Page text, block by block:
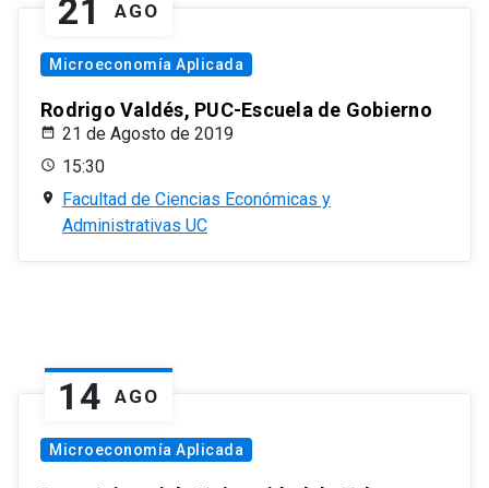
21 AGO
Microeconomía Aplicada
Rodrigo Valdés, PUC-Escuela de Gobierno
21 de Agosto de 2019
15:30
Facultad de Ciencias Económicas y
Administrativas UC
14 AGO
Microeconomía Aplicada